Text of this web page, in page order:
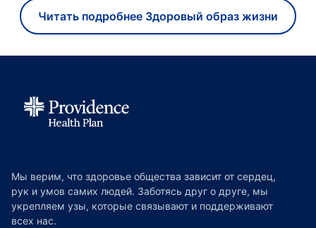
Читать подробнее Здоровый образ жизни
Мы верим, что здоровье общества зависит от сердец,
рук и умов самих людей. Заботясь друг о друге, мы
укрепляем узы, которые связывают и поддерживают
всех нас.